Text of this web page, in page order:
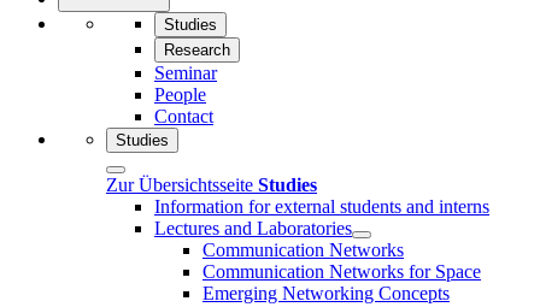
Studies
Research
Seminar
People
Contact
Studies
Zur Übersichtsseite Studies
Information for external students and interns
Lectures and Laboratories
Communication Networks
Communication Networks for Space
Emerging Networking Concepts